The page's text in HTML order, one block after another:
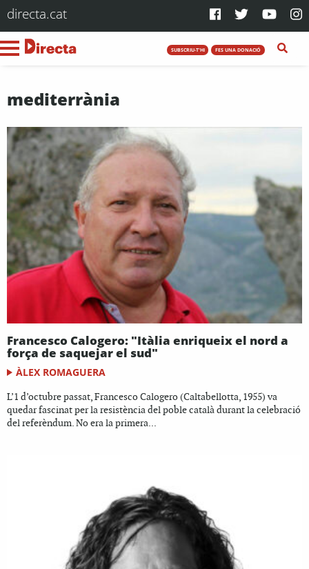
directa.cat
SUBSCRIU-T'HI FES UNA DONACIÓ
mediterrània
Francesco Calogero: "Itàlia enriqueix el nord a
força de saquejar el sud"
ÀLEX ROMAGUERA
L’1 d’octubre passat, Francesco Calogero (Caltabellotta, 1955) va
quedar fascinat per la resistència del poble català durant la celebració
del referèndum. No era la primera...